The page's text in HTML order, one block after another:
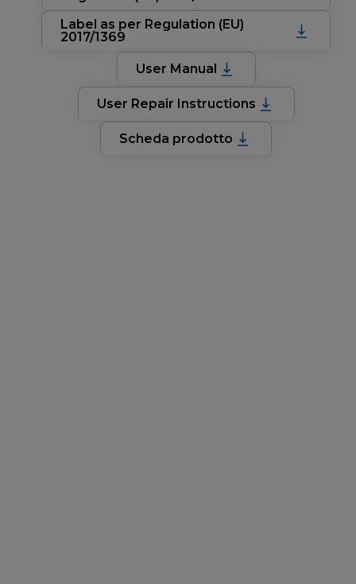
Label as per Regulation (EU)
2017/1369
User Manual
User Repair Instructions
Scheda prodotto